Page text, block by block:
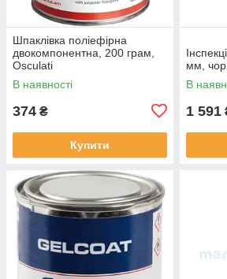
Шпаклівка поліефірна
двокомпонентна, 200 грам,
Osculati
В наявності
374 ₴
Купити
мм,
В
1 591